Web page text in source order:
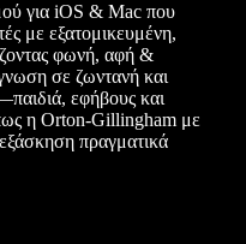
για iOS & Mac που
με εξατομικευμένη,
φωνή, αφή &
σε ζωντανή και
εφήβους και
η Orton-Gillingham με
πραγματικά